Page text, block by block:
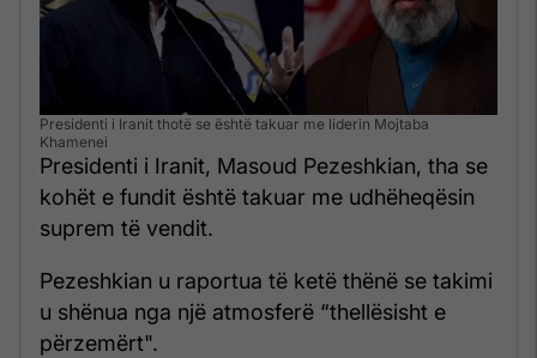
Presidenti i Iranit thotë se është takuar me liderin Mojtaba
Khamenei
Presidenti i Iranit, Masoud Pezeshkian, tha se
kohët e fundit është takuar me udhëheqësin
suprem të vendit.
Pezeshkian u raportua të ketë thënë se takimi
u shënua nga një atmosferë “thellësisht e
përzemërt".